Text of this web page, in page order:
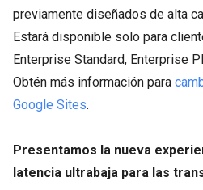
previamente diseñados de alta
Estará disponible solo para
Enterprise Standard, Enterprise
Obtén más información para
Google Sites.
Presentamos la nueva
latencia ultrabaja para las